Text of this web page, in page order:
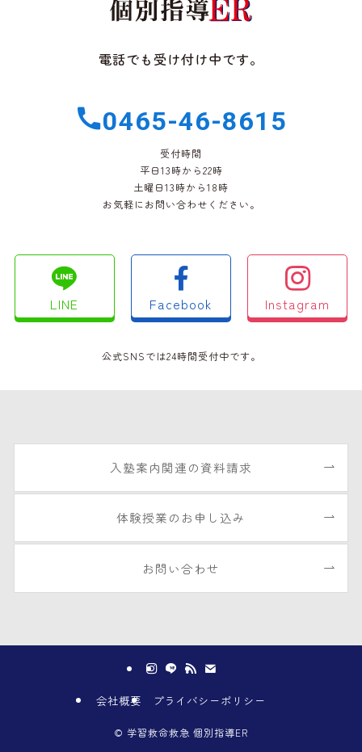
電話でも受け付け中です。
0465-46-8615
受付時間
平日13時から22時
土曜日13時から18時
お気軽にお問い合わせください。
LINE Facebook Instagram
公式SNSでは24時間受付中です。
入塾案内関連の資料請求
体験授業のお申し込み
お問い合わせ
会社概要 プライバシーポリシー
© 学習救命救急 個別指導ER